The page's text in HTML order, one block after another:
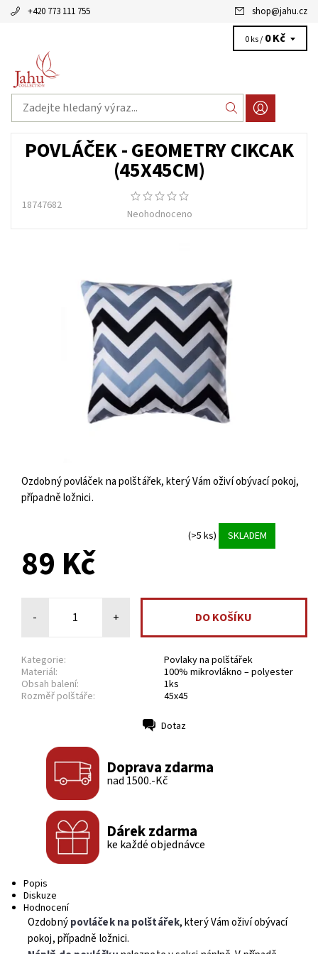
+420 773 111 755 shop@jahu.cz
0 ks / 0 Kč
POVLÁČEK - GEOMETRY CIKCAK
(45X45CM)
18747682
Neohodnoceno
Ozdobný povláček na polštářek, který Vám oživí obývací pokoj,
případně ložnici.
(>5 ks) SKLADEM
89 Kč
- +
Kategorie:
Povlaky na polštářek
Materiál:
100% mikrovlákno – polyester
Obsah balení:
1ks
Rozměř polštáře:
45x45
Dotaz
Doprava zdarma
nad 1500.-Kč
Dárek zdarma
ke každé objednávce
Popis
Diskuze
Hodnocení
Ozdobnýpovláček na polštářek, který Vám oživí obývací
pokoj, případně ložnici.